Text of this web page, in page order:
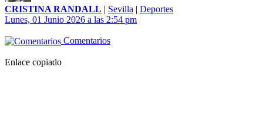
CRISTINA RANDALL | Sevilla | Deportes
Lunes, 01 Junio 2026 a las 2:54 pm
Comentarios
Enlace copiado